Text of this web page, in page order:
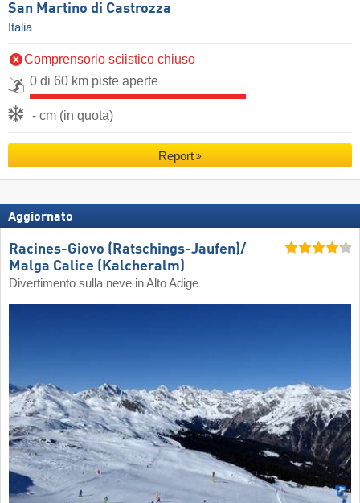
San Martino di Castrozza
Italia
Comprensorio sciistico chiuso
0 di 60 km piste aperte
- cm (in quota)
Report
Aggiornato
Racines-Giovo (Ratschings-Jaufen)/​
Malga Calice (Kalcheralm)
Divertimento sulla neve in Alto Adige